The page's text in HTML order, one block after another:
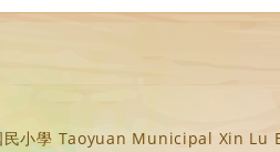
民小學 Taoyuan Municipal Xin Lu